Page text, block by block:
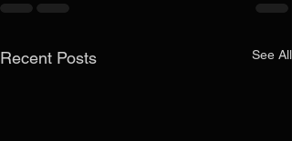
Recent Posts See All